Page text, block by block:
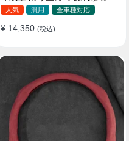
汗 高級感 四季汎用 35~38CM
人気 汎用 全車種対応
¥ 14,350 (税込)